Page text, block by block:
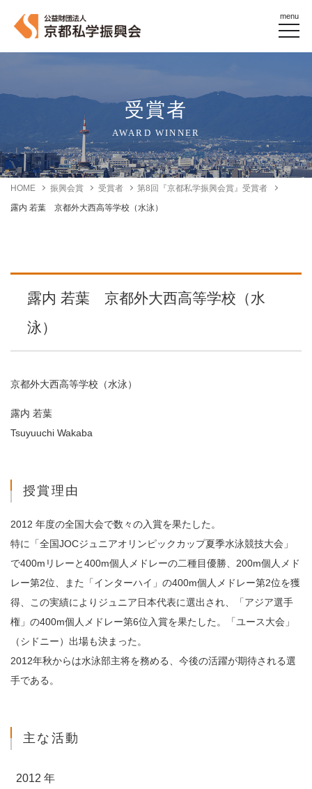
menu
受賞者
AWARD WINNER
HOME 振興会賞 受賞者
第8回『京都私学振興会賞』受賞者
露内 若葉 京都外大西高等学校（水泳）
露内 若葉 京都外大西高等学校（水
泳）
京都外大西高等学校（水泳）
露内 若葉
Tsuyuuchi Wakaba
授賞理由
2012 年度の全国大会で数々の入賞を果たした。
特に「全国JOCジュニアオリンピックカップ夏季水泳競技大会」
で400mリレーと400m個人メドレーの二種目優勝、200m個人メド
レー第2位、また「インターハイ」の400m個人メドレー第2位を獲
得、この実績によりジュニア日本代表に選出され、「アジア選手
権」の400m個人メドレー第6位入賞を果たした。「ユース大会」
（シドニー）出場も決まった。
2012年秋からは水泳部主将を務める、今後の活躍が期待される選
手である。
主な活動
2012 年